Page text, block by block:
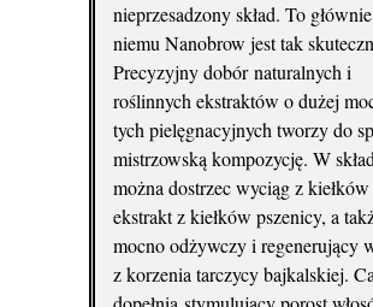
nieprzesadzony skład. To
niemu Nanobrow jest tak
Precyzyjny dobór naturalnych i
roślinnych ekstraktów o dużej
tych pielęgnacyjnych tworzy do
mistrzowską kompozycję. W
można dostrzec wyciąg z
ekstrakt z kiełków pszenicy, a
mocno odżywczy i regenerujący
z korzenia tarczycy bajkalskiej.